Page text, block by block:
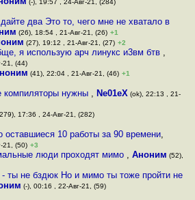
(-), 19:57 , 24-Авг-21, (284)
два Это то, чего мне не хватало в
(26), 18:54 , 21-Авг-21, (26) +1
(27), 19:12 , 21-Авг-21, (27) +2
я использую арч линукс и3вм бтв ,
21, (44)
(41), 22:04 , 21-Авг-21, (46) +1
компиляторы нужны , Ne01eX (ok), 22:13 , 21-
17:36 , 24-Авг-21, (282)
оставшиеся 10 работы за 90 времени,
21, (50) +3
люди проходят мимо ,Аноним (52),
ты не бздюк Но и мимо ты тоже пройти не
(-), 00:16 , 22-Авг-21, (59)